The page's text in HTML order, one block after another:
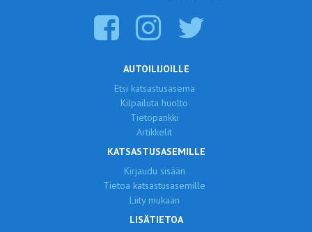
AUTOILIJOILLE
Etsi katsastusasema
Kilpailuta huolto
Tietopankki
Artikkelit
KATSASTUSASEMILLE
Kirjaudu sisään
Tietoa katsastusasemille
Liity mukaan
LISÄTIETOA